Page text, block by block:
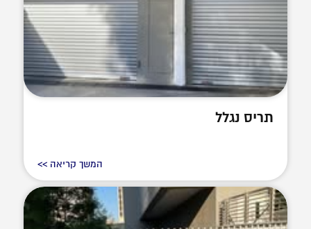
תריס נגלל
המשך קריאה >>